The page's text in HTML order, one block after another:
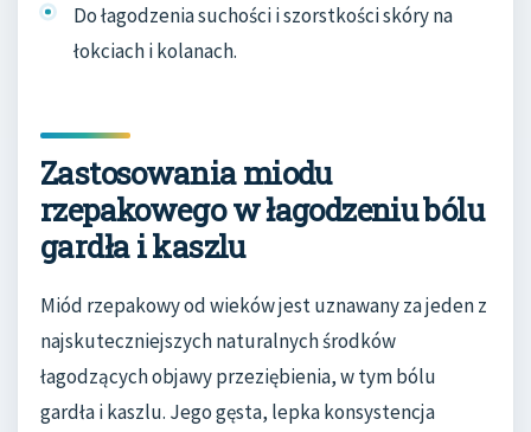
Do łagodzenia suchości i szorstkości skóry na
łokciach i kolanach.
Zastosowania miodu
rzepakowego w łagodzeniu bólu
gardła i kaszlu
Miód rzepakowy od wieków jest uznawany za jeden z
najskuteczniejszych naturalnych środków
łagodzących objawy przeziębienia, w tym bólu
gardła i kaszlu. Jego gęsta, lepka konsystencja